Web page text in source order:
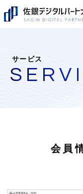
サービス
会員